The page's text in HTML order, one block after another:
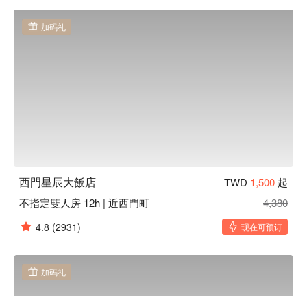
加码礼
西門星辰大飯店 TWD 1,500 起
不指定雙人房 12h | 近西門町
4,380
4.8 (2931) 现在可预订
加码礼